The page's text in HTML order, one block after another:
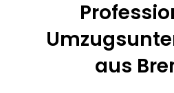
aus